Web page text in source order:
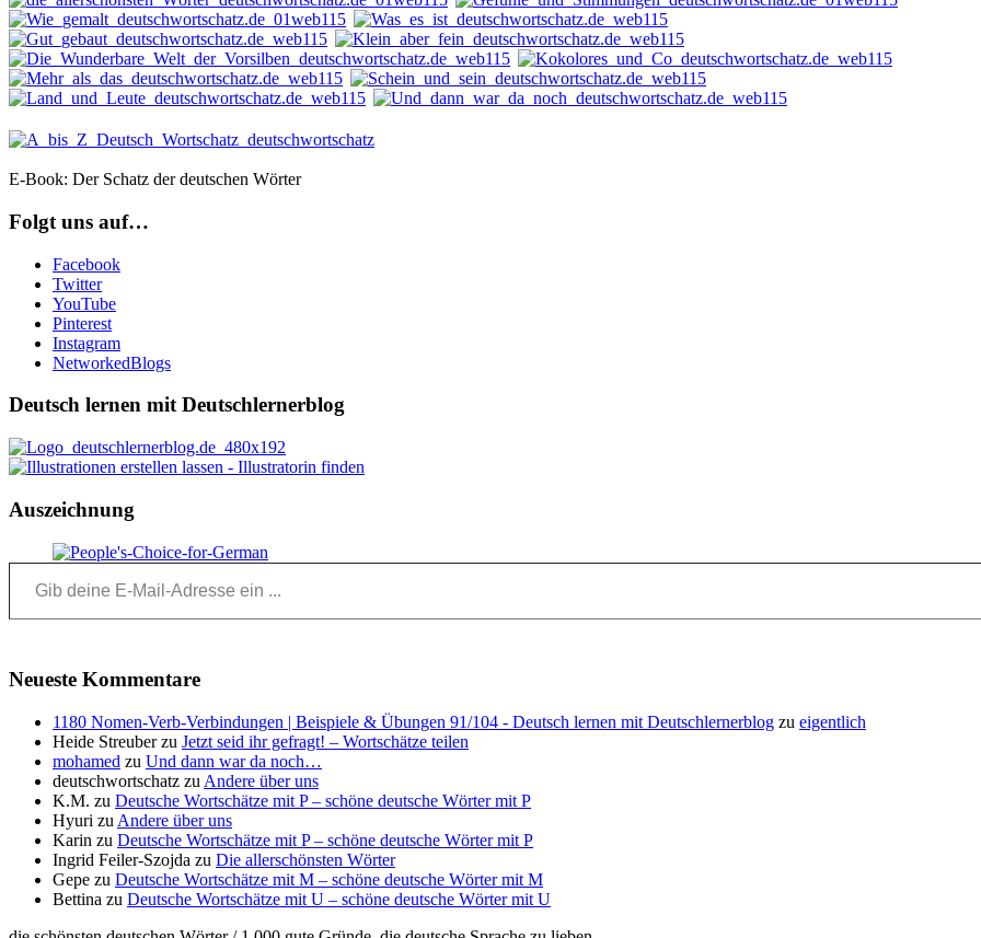
E-Book: Der Schatz der deutschen Wörter
Folgt uns auf…
Facebook
Twitter
YouTube
Pinterest
Instagram
NetworkedBlogs
Deutsch lernen mit Deutschlernerblog
Auszeichnung
Gib deine E-Mail-Adresse ein ...
Neueste Kommentare
1180 Nomen-Verb-Verbindungen | Beispiele & Übungen 91/104 - Deutsch lernen mit Deutschlernerblog zu eigentlich
Heide Streuberzu Jetzt seid ihr gefragt! – Wortschätze teilen
mohamed zu Und dann war da noch…
deutschwortschatz zu Andere über uns
K.M. zu Deutsche Wortschätze mit P – schöne deutsche Wörter mit P
Hyuri zu Andere über uns
Karin zu Deutsche Wortschätze mit P – schöne deutsche Wörter mit P
Ingrid Feiler-Szojda zu Die allerschönsten Wörter
Gepe zu Deutsche Wortschätze mit M – schöne deutsche Wörter mit M
Bettina zu Deutsche Wortschätze mit U – schöne deutsche Wörter mit U